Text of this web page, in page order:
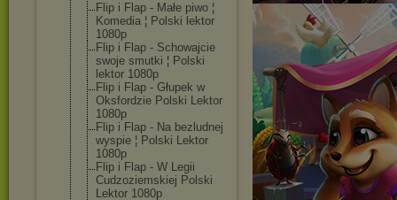
Flip i Flap - Małe piwo ¦
Komedia ¦ Polski lektor
1080p
Flip i Flap - Schowajcie
swoje smutki ¦ Polski
lektor 1080p
Flip i Flap - Głupek w
Oksfordzie Polski Lektor
1080p
Flip i Flap - Na bezludnej
wyspie ¦ Polski Lektor
1080p
Flip i Flap - W Legii
Cudzoziemskiej Polski
Lektor 1080p